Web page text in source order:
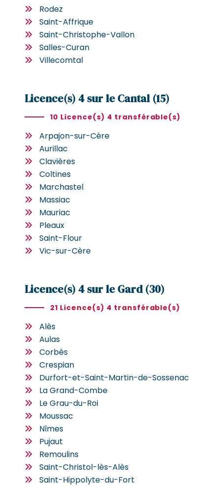
Rodez
Saint-Affrique
Saint-Christophe-Vallon
Salles-Curan
Villecomtal
Licence(s) 4 sur le Cantal (15)
10 Licence(s) 4 transférable(s)
Arpajon-sur-Cère
Aurillac
Clavières
Coltines
Marchastel
Massiac
Mauriac
Pleaux
Saint-Flour
Vic-sur-Cère
Licence(s) 4 sur le Gard (30)
21 Licence(s) 4 transférable(s)
Alès
Aulas
Corbès
Crespian
Durfort-et-Saint-Martin-de-Sossenac
La Grand-Combe
Le Grau-du-Roi
Moussac
Nîmes
Pujaut
Remoulins
Saint-Christol-lès-Alès
Saint-Hippolyte-du-Fort